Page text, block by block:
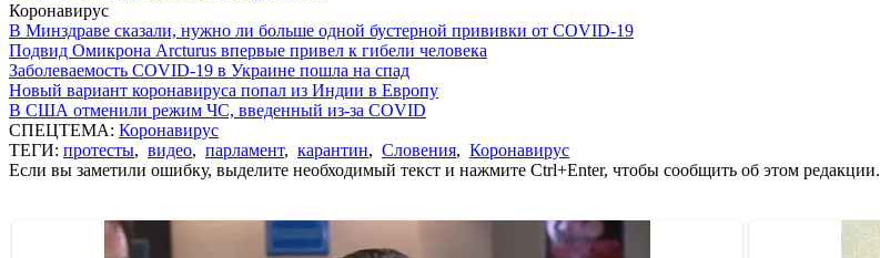
Коронавирус
В Минздраве сказали, нужно ли больше одной бустерной прививки от COVID-19
Подвид Омикрона Arcturus впервые привел к гибели человека
Заболеваемость COVID-19 в Украине пошла на спад
Новый вариант коронавируса попал из Индии в Европу
В США отменили режим ЧС, введенный из-за COVID
СПЕЦТЕМА: Коронавирус
ТЕГИ: протесты, видео, парламент, карантин, Словения, Коронавирус
Если вы заметили ошибку, выделите необходимый текст и нажмите Ctrl+Enter, чтобы сообщить об этом редакции.